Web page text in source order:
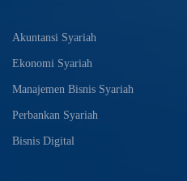
Akuntansi Syariah
Ekonomi Syariah
Manajemen Bisnis Syariah
Perbankan Syariah
Bisnis Digital